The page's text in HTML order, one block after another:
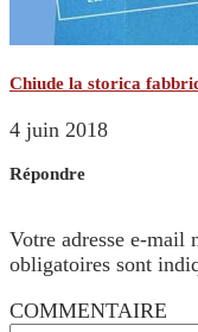
Chiude la storica
4 juin 2018
Répondre
Votre adresse e-mail
obligatoires sont
COMMENTAIRE